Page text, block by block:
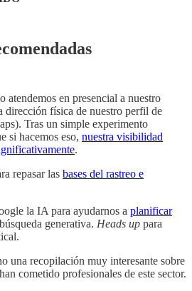
atendemos en presencial a nuestro
dirección física de nuestro perfil de
Tras un simple experimento
si hacemos eso, nuestra visibilidad
.
repasar las bases del rastreo e
la IA para ayudarnos a planificar
generativa. Heads up para
una recopilación muy interesante sobre
cometido profesionales de este sector.